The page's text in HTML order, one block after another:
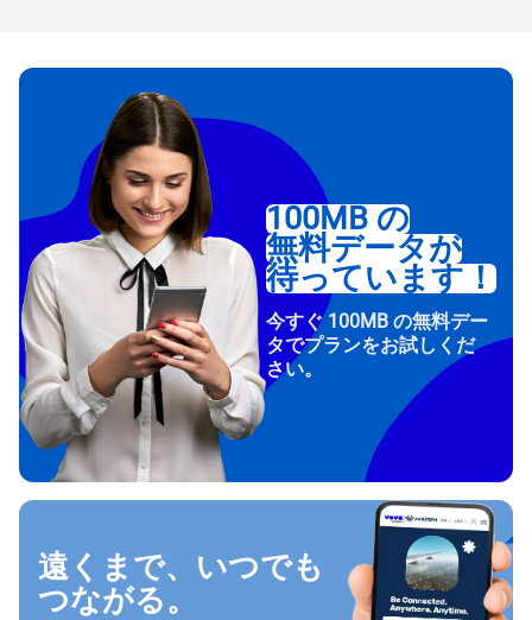
100MB の
無料データが
待っています！
今すぐ 100MB の無料デー
タでプランをお試しくだ
さい。
遠くまで、いつでも
つながる。